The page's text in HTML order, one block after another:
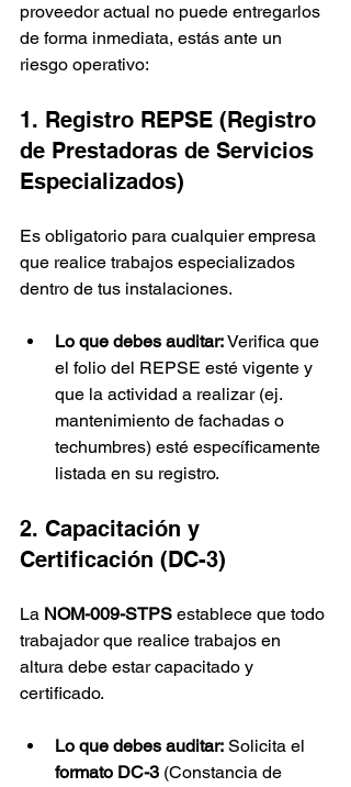
proveedor actual no puede entregarlos
de forma inmediata, estás ante un
riesgo operativo:
1. Registro REPSE (Registro
de Prestadoras de Servicios
Especializados)
Es obligatorio para cualquier empresa
que realice trabajos especializados
dentro de tus instalaciones.
Lo que debes auditar: Verifica que
el folio del REPSE esté vigente y
que la actividad a realizar (ej.
mantenimiento de fachadas o
techumbres) esté específicamente
listada en su registro.
2. Capacitación y
Certificación (DC-3)
La NOM-009-STPS establece que todo
trabajador que realice trabajos en
altura debe estar capacitado y
certificado.
Lo que debes auditar: Solicita el
formato DC-3 (Constancia de